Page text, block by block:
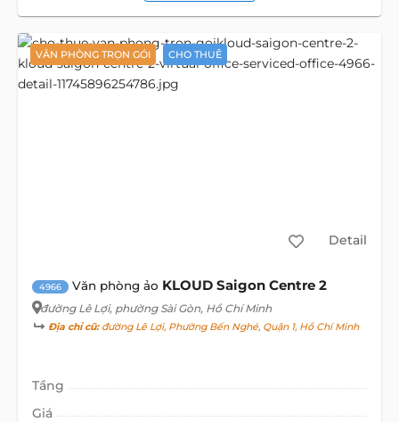
VĂN PHÒNG TRỌN GÓI CHO THUÊ
Detail
4966 Văn phòng ảo KLOUD Saigon Centre 2
đường Lê Lợi, phường Sài Gòn, Hồ Chí Minh
Địa chỉ cũ:đường Lê Lợi, Phường Bến Nghé, Quận 1, Hồ Chí Minh
Tầng
Giá